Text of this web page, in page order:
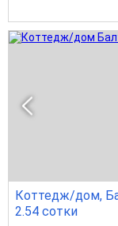
Коттедж/дом,
2.54 сотки